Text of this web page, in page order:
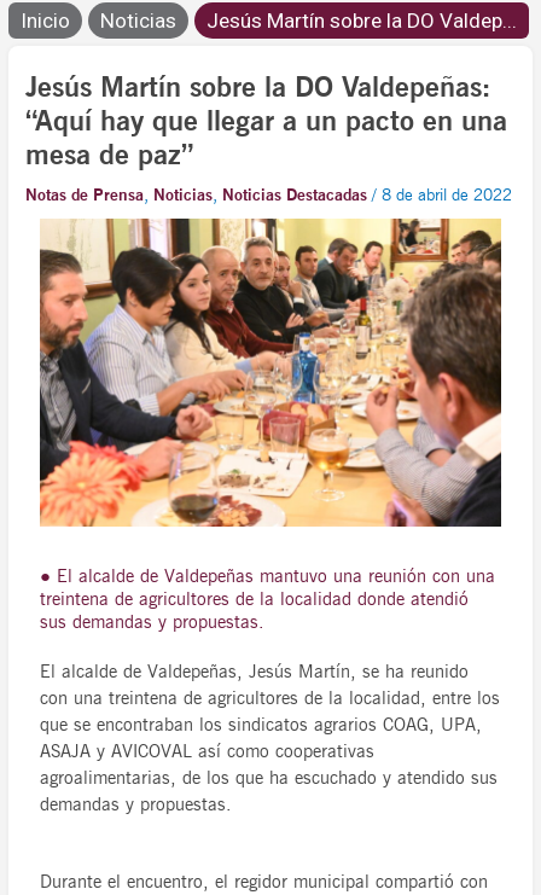
Inicio Noticias Jesús Martín sobre la DO Valdep...
Jesús Martín sobre la DO Valdepeñas:
“Aquí hay que llegar a un pacto en una
mesa de paz”
Notas de Prensa, Noticias, Noticias Destacadas /8 de abril de 2022
● El alcalde de Valdepeñas mantuvo una reunión con una
treintena de agricultores de la localidad donde atendió
sus demandas y propuestas.
El alcalde de Valdepeñas, Jesús Martín, se ha reunido
con una treintena de agricultores de la localidad, entre los
que se encontraban los sindicatos agrarios COAG, UPA,
ASAJA y AVICOVAL así como cooperativas
agroalimentarias, de los que ha escuchado y atendido sus
demandas y propuestas.
Durante el encuentro, el regidor municipal compartió con